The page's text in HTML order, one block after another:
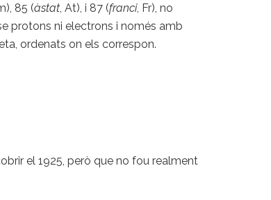
85 (àstat , At), i 87 (franci, Fr), no
protons ni electrons i només amb
ordenats on els correspon.
el 1925, però que no fou realment